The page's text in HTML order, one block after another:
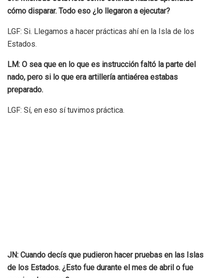
cómo disparar. Todo eso ¿lo llegaron a ejecutar?
LGF: Si. Llegamos a hacer prácticas ahí en la Isla de los
Estados.
LM: O sea que en lo que es instrucción faltó la parte del
nado, pero si lo que era artillería antiaérea estabas
preparado.
LGF: Sí, en eso sí tuvimos práctica.
JN: Cuando decís que pudieron hacer pruebas en las Islas
de los Estados. ¿Esto fue durante el mes de abril o fue